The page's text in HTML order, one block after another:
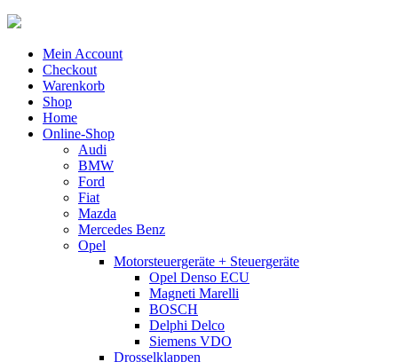
Mein Account
Checkout
Warenkorb
Shop
Home
Online-Shop
Audi
BMW
Ford
Fiat
Mazda
Mercedes Benz
Opel
Motorsteuergeräte + Steuergeräte
Opel Denso ECU
Magneti Marelli
BOSCH
Delphi Delco
Siemens VDO
Drosselklappen